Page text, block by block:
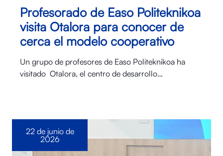
Profesorado de Easo Politeknikoa
visita Otalora para conocer de
cerca el modelo cooperativo
Un grupo de profesores de Easo Politeknikoa ha
visitado Otalora⁠, el centro de desarrollo…
22 de junio de
2026